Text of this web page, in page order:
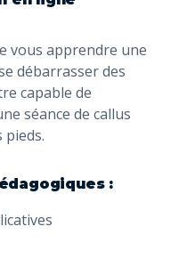
vous apprendre une
débarrasser des
capable de
séance de callus
pieds.
: